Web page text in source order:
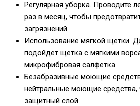
Регулярная уборка. Проводите
раз в месяц, чтобы
загрязнений.
Использование мягкой щетки.
подойдет щетка с мягкими
микрофибровая салфетка.
Безабразивные моющие
нейтральные моющие средства,
защитный слой.